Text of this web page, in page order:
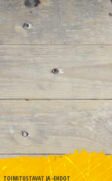
TOIMITUSTAVAT JA -EHDOT